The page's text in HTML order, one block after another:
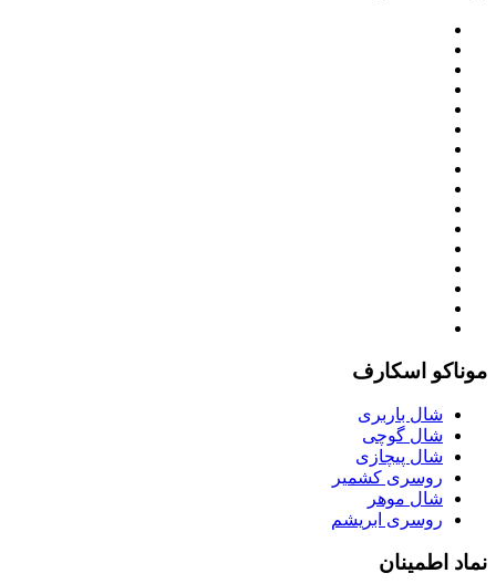
موناکو اسکارف
شال باربری
شال گوچی
شال پیچازی
روسری کشمیر
شال موهر
روسری ابریشم
نماد اطمینان